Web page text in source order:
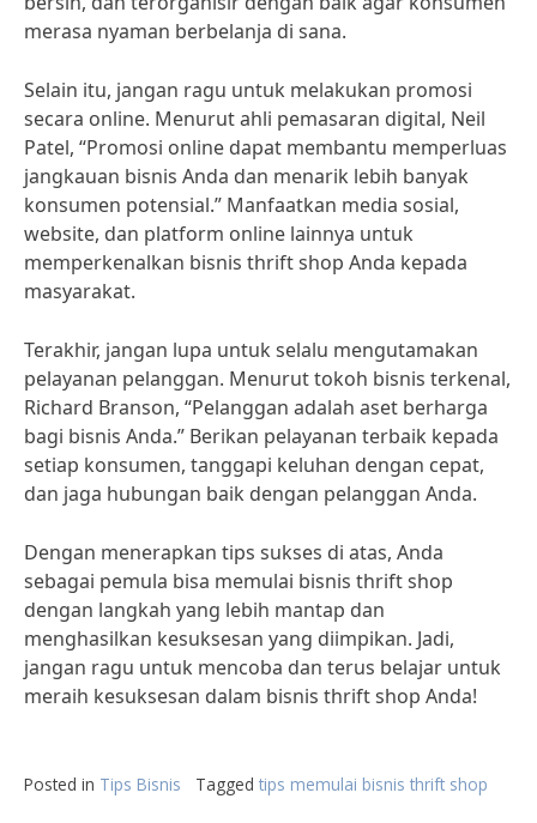
merasa nyaman berbelanja di sana.
Selain itu, jangan ragu untuk melakukan promosi
secara online. Menurut ahli pemasaran digital, Neil
Patel, “Promosi online dapat membantu memperluas
jangkauan bisnis Anda dan menarik lebih banyak
konsumen potensial.” Manfaatkan media sosial,
website, dan platform online lainnya untuk
memperkenalkan bisnis thrift shop Anda kepada
masyarakat.
Terakhir, jangan lupa untuk selalu mengutamakan
pelayanan pelanggan. Menurut tokoh bisnis terkenal,
Richard Branson, “Pelanggan adalah aset berharga
bagi bisnis Anda.” Berikan pelayanan terbaik kepada
setiap konsumen, tanggapi keluhan dengan cepat,
dan jaga hubungan baik dengan pelanggan Anda.
Dengan menerapkan tips sukses di atas, Anda
sebagai pemula bisa memulai bisnis thrift shop
dengan langkah yang lebih mantap dan
menghasilkan kesuksesan yang diimpikan. Jadi,
jangan ragu untuk mencoba dan terus belajar untuk
meraih kesuksesan dalam bisnis thrift shop Anda!
Posted in Tips Bisnis Tagged tips memulai bisnis thrift shop